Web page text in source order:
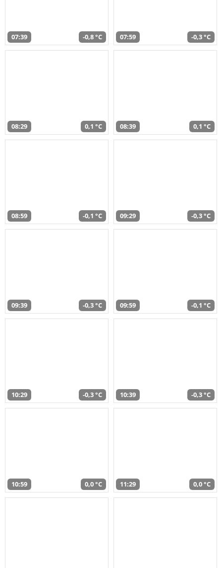
07:39 -0,8 °C 07:59 -0,3 °C
08:29 0,1 °C 08:39 0,1 °C
08:59 -0,1 °C 09:29 -0,3 °C
09:39 -0,3 °C 09:59 -0,1 °C
10:29 -0,3 °C 10:39 -0,3 °C
10:59 0,0 °C 11:29 0,0 °C